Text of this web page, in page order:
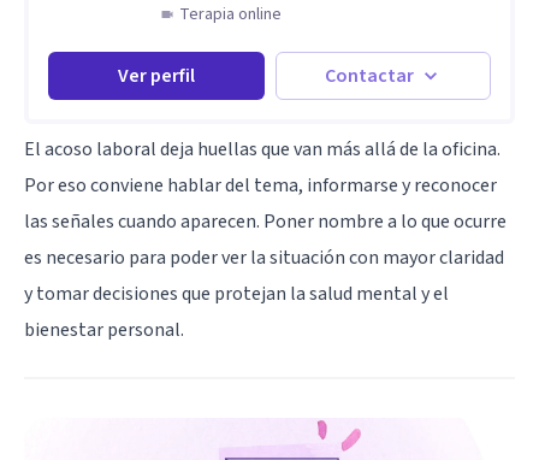
Terapia online
Ver perfil Contactar
El acoso laboral deja huellas que van más allá de la oficina.
Por eso conviene hablar del tema, informarse y reconocer
las señales cuando aparecen. Poner nombre a lo que ocurre
es necesario para poder ver la situación con mayor claridad
y tomar decisiones que protejan la salud mental y el
bienestar personal.